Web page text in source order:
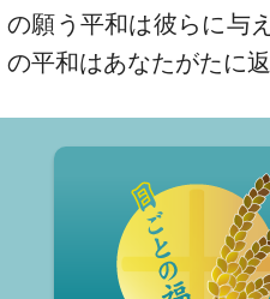
の願う平和は彼らに与
の平和はあなたがたに